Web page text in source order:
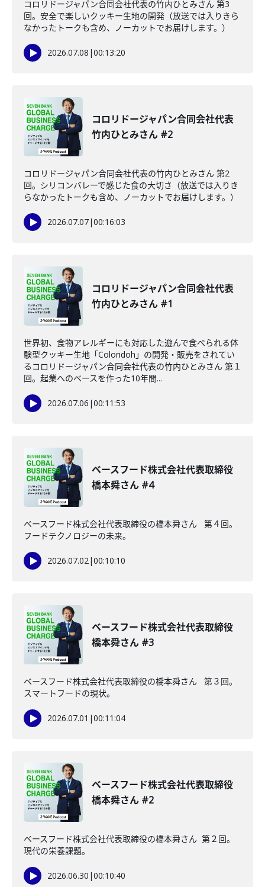
コロリドージャパン合同会社代表の竹内ひとみさん 第3
回。安全で楽しいクッキー生地の開発（放送では入りきら
なかったトークも含め、ノーカットでお届けします。）
2026.07.08 |00:13:20
コロリドージャパン合同会社代表
竹内ひとみさん #2
コロリドージャパン合同会社代表の竹内ひとみさん 第2
回。シリコンバレーで感じた食の大切さ（放送では入りき
らなかったトークも含め、ノーカットでお届けします。）
2026.07.07|00:16:03
コロリドージャパン合同会社代表
竹内ひとみさん #1
世界初、食物アレルギーにも対応した遊んで食べられる体
験型クッキー生地「Coloridoh」の開発・販売をされてい
るコロリドージャパン合同会社代表の竹内ひとみさん 第１
回。起業へのベースを作った10年間...
2026.07.06 |00:11:53
ベースフード株式会社代表取締役
橋本舜さん #4
ベースフード株式会社代表取締役の橋本舜さん 第４回。
フードテクノロジーの未来。
2026.07.02|00:10:10
ベースフード株式会社代表取締役
橋本舜さん #3
ベースフード株式会社代表取締役の橋本舜さん 第３回。
スマートフードの現状。
2026.07.01 |00:11:04
ベースフード株式会社代表取締役
橋本舜さん #2
ベースフード株式会社代表取締役の橋本舜さん 第２回。
現代の栄養課題。
2026.06.30 |00:10:40